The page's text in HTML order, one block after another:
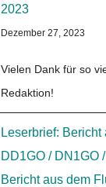
2023
Dezember 27, 2023
Vielen Dank für so
Redaktion!
Leserbrief:
DD1GO / DN1GO
Bericht aus dem